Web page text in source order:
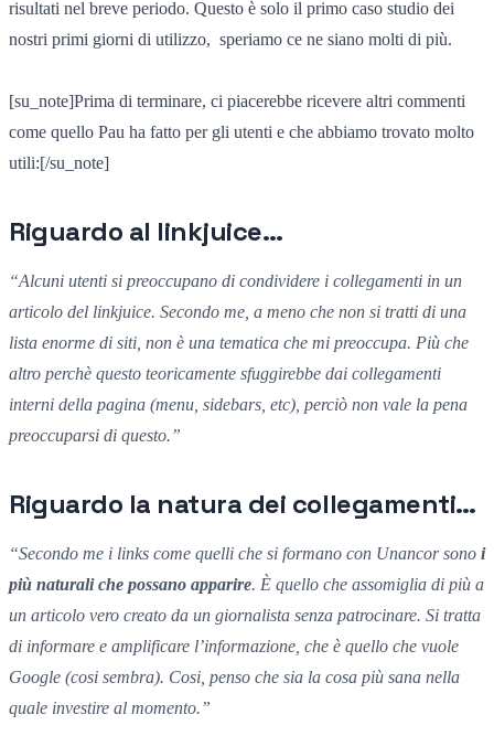
risultati nel breve periodo. Questo è solo il primo caso studio dei
nostri primi giorni di utilizzo, speriamo ce ne siano molti di più.
[su_note]Prima di terminare, ci piacerebbe ricevere altri commenti
come quello Pau ha fatto per gli utenti e che abbiamo trovato molto
utili:[/su_note]
Riguardo al linkjuice…
“Alcuni utenti si preoccupano di condividere i collegamenti in un
articolo del linkjuice. Secondo me, a meno che non si tratti di una
lista enorme di siti, non è una tematica che mi preoccupa. Più che
altro perchè questo teoricamente sfuggirebbe dai collegamenti
interni della pagina (menu, sidebars, etc), perciò non vale la pena
preoccuparsi di questo.”
Riguardo la natura dei collegamenti…
“Secondo me i links come quelli che si formano con Unancor sono i
più naturaliche possano apparire. È quello che assomiglia di più a
un articolo vero creato da un giornalista senza patrocinare. Si tratta
di informare e amplificare l’informazione, che è quello che vuole
Google (cosi sembra). Cosi, penso che sia la cosa più sana nella
quale investire al momento.”